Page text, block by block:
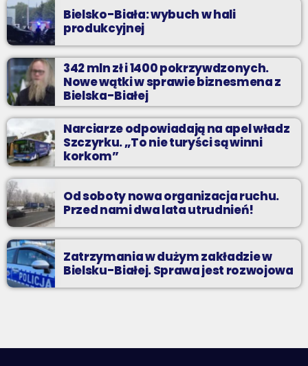
Bielsko-Biała: wybuch w hali
produkcyjnej
342 mln zł i 1400 pokrzywdzonych.
Nowe wątki w sprawie biznesmena z
Bielska-Białej
Narciarze odpowiadają na apel władz
Szczyrku. „To nie turyści są winni
korkom”
Od soboty nowa organizacja ruchu.
Przed nami dwa lata utrudnień!
Zatrzymania w dużym zakładzie w
Bielsku-Białej. Sprawa jest rozwojowa